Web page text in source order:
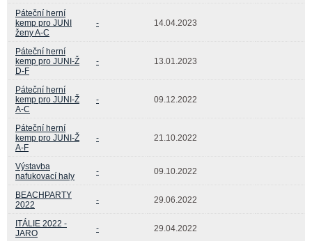
Páteční herní
kemp pro JUNI
ženy A-C
- 14.04.2023
Páteční herní
kemp pro JUNI-Ž
D-F
- 13.01.2023
Páteční herní
kemp pro JUNI-Ž
A-C
- 09.12.2022
Páteční herní
kemp pro JUNI-Ž
A-F
- 21.10.2022
Výstavba
nafukovací haly
- 09.10.2022
BEACHPARTY
2022
- 29.06.2022
ITÁLIE 2022 -
JARO
- 29.04.2022